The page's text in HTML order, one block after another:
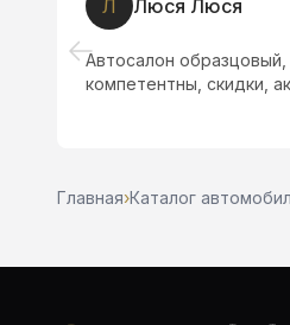
Л Люся Люся
Автосалон
компетентны, скидки,
Главная›Каталог